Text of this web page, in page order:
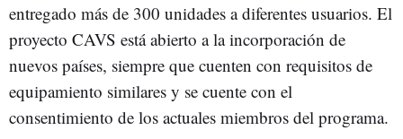
entregado más de 300 unidades a diferentes usuarios. El
proyecto CAVS está abierto a la incorporación de
nuevos países, siempre que cuenten con requisitos de
equipamiento similares y se cuente con el
consentimiento de los actuales miembros del programa.